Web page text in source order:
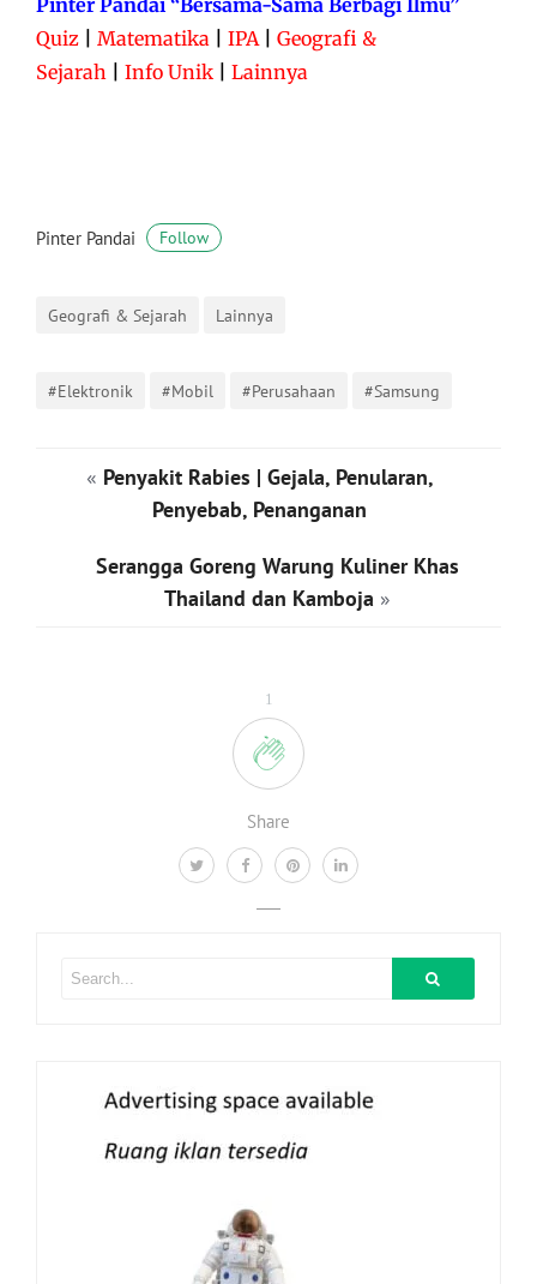
1
Share
Quiz
Matematika IPA
Geografi &
Sejarah
Info Unik Lainnya
Pinter Pandai Follow
Geografi & Sejarah Lainnya
#Elektronik #Mobil #Perusahaan #Samsung
« Penyakit Rabies | Gejala, Penularan,
Penyebab, Penanganan
Serangga Goreng Warung Kuliner Khas
Thailand dan Kamboja »